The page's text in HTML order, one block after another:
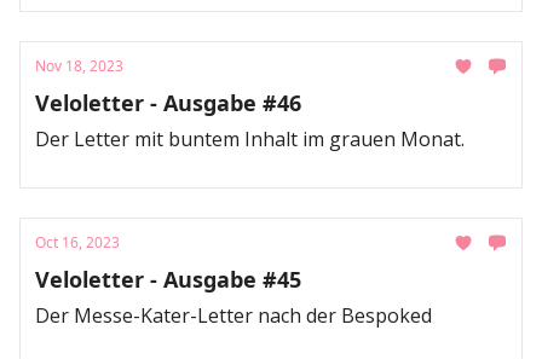
Nov 18, 2023
Veloletter - Ausgabe #46
Der Letter mit buntem Inhalt im grauen Monat.
Oct 16, 2023
Veloletter - Ausgabe #45
Der Messe-Kater-Letter nach der Bespoked